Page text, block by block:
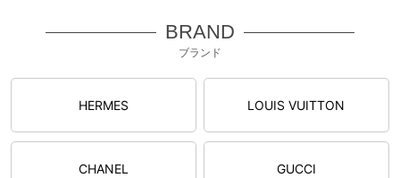
BRAND
ブランド
HERMES LOUIS VUITTON
CHANEL GUCCI